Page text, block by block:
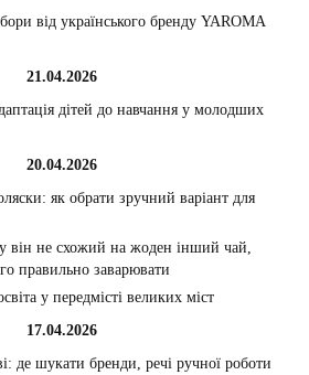
від українського бренду YAROMA
21.04.2026
дітей до навчання у молодших
20.04.2026
як обрати зручний варіант для
він не схожий на жоден інший чай,
правильно заварювати
у передмісті великих міст
17.04.2026
де шукати бренди, речі ручної роботи